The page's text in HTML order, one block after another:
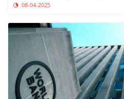
08-04-2025